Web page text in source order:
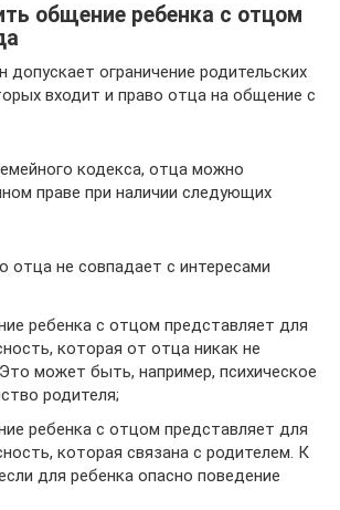
общение ребенка с отцом
допускает ограничение родительских
входит и право отца на общение с
кодекса, отца можно
праве при наличии следующих
отца не совпадает с интересами
ребенка с отцом представляет для
которая от отца никак не
может быть, например, психическое
родителя;
ребенка с отцом представляет для
которая связана с родителем. К
для ребенка опасно поведение